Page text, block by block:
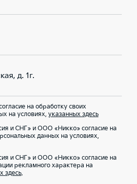
д. 1г.
на обработку своих
на условиях, указанных здесь
и СНГ» и ООО «Никко» согласие на
данных на условиях,
и СНГ» и ООО «Никко» согласие на
рекламного характера на
здесь.